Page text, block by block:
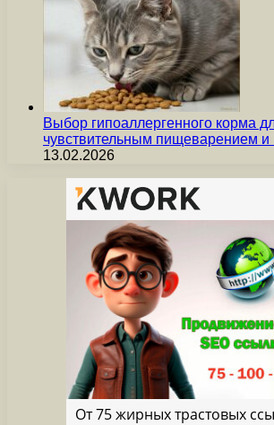
Выбор гипоаллергенного корма
чувствительным пищеварением
13.02.2026